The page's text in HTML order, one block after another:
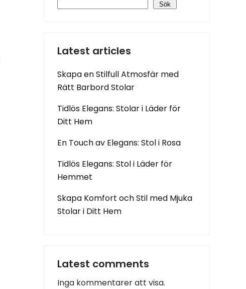
Sök
Latest articles
Skapa en Stilfull Atmosfär med
Rätt Barbord Stolar
Tidlös Elegans: Stolar i Läder för
Ditt Hem
En Touch av Elegans: Stol i Rosa
Tidlös Elegans: Stol i Läder för
Hemmet
Skapa Komfort och Stil med Mjuka
Stolar i Ditt Hem
Latest comments
Inga kommentarer att visa.